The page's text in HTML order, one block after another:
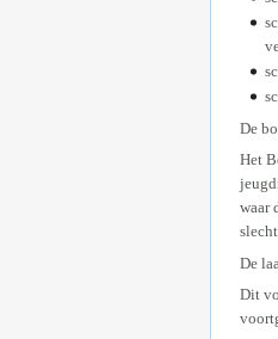
De
Het
waar
De
Dit